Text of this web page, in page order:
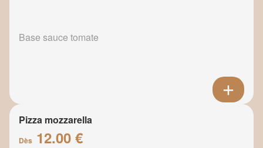
Base sauce tomate
Pizza mozzarella
Dès 12.00 €